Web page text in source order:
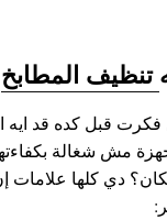
تنظيف المطابخ
قبل كده قد ايه
مش شغالة
دي كلها